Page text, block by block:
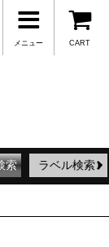
CART
メニュー
ラベル検索